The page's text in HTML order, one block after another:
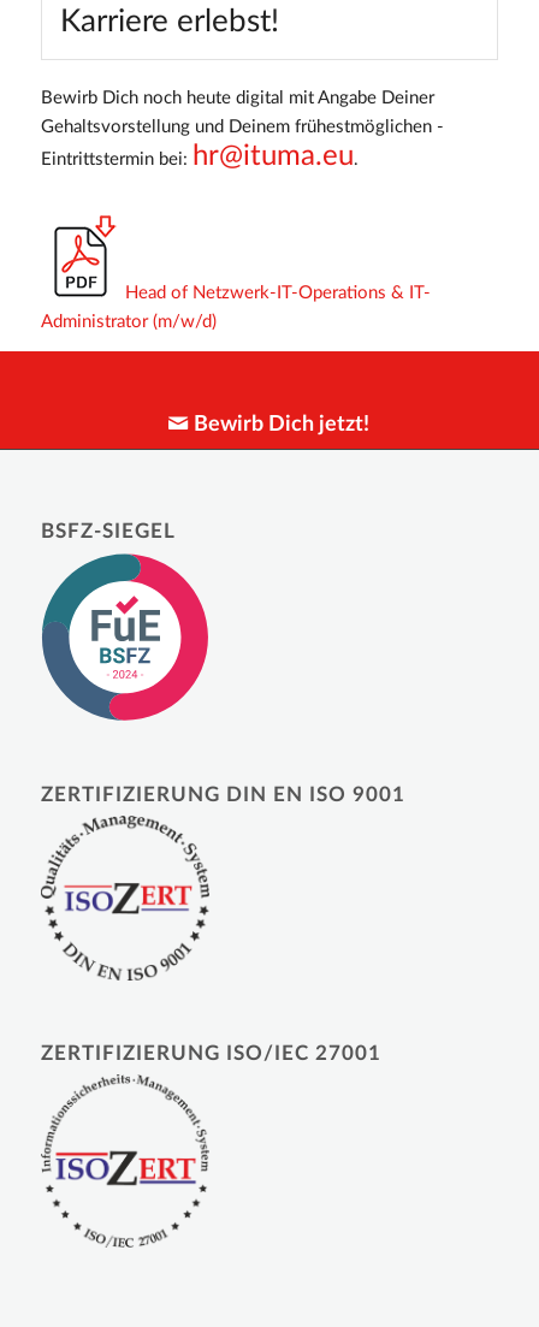
Karriere erlebst!
Bewirb Dich noch heute digital mit Angabe Deiner
Gehaltsvorstellung und Deinem frühestmöglichen ­
Eintrittstermin bei: hr@ituma.eu.
Head of Netzwerk-IT-Operations & IT-
Administrator (m/w/d)
Bewirb Dich jetzt!
BSFZ-SIEGEL
ZERTIFIZIERUNG DIN EN ISO 9001
ZERTIFIZIERUNG ISO/IEC 27001